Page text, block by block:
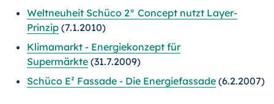
Weltneuheit Schüco 2° Concept nutzt Layer-
Prinzip (7.1.2010)
Klimamarkt - Energiekonzept für
Supermärkte (31.7.2009)
Schüco E² Fassade - Die Energiefassade (6.2.2007)